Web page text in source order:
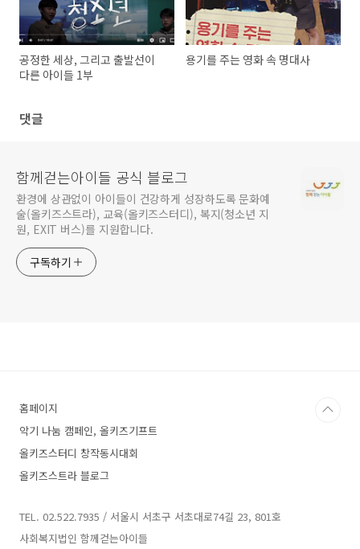
공정한 세상, 그리고 출발선이
다른 아이들 1부
용기를 주는 영화 속 명대사
댓글
함께걷는아이들 공식 블로그
환경에 상관없이 아이들이 건강하게 성장하도록 문화예
술(올키즈스트라), 교육(올키즈스터디), 복지(청소년 지
원, EXIT 버스)를 지원합니다.
구독하기
홈페이지
악기 나눔 캠페인, 올키즈기프트
올키즈스터디 창작동시대회
올키즈스트라 블로그
TEL. 02.522.7935 / 서울시 서초구 서초대로74길 23, 801호
사회복지법인 함께걷는아이들